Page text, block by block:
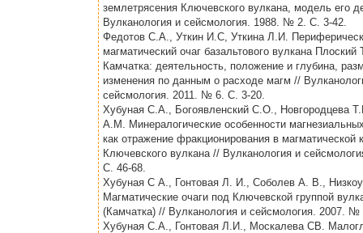
землетрясения Ключевского вулкана, модель его
Вулканология и сейсмология. 1988. № 2. С. 3-42.
Федотов С.А., Уткин И.С, Уткина Л.И.
магматический очаг базальтового вулкана Плоский
Камчатка: деятельность, положение и глубина,
изменения по данным о расходе магм //
сейсмология. 2011. № 6. С. 3-20.
Хубуная С.А., Богоявленский C.O., Новгородцева
A.M. Минералогические особенности
как отражение фракционирования в магматической
Ключевского вулкана // Вулканология и
С. 46-68.
Хубуная С А., Гонтовая Л. И., Соболев А. В.,
Магматические очаги под Ключевской группой
(Камчатка) // Вулканология и сейсмология. 2007.
Хубуная С.А., Гонтовая Л.И., Москалева СВ.